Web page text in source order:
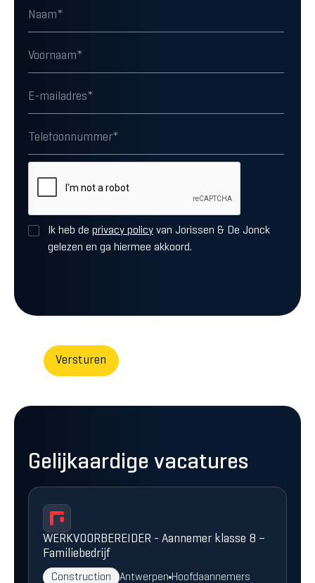
Ik heb de privacy policy van Jorissen & De Jonck
gelezen en ga hiermee akkoord.
Gelijkaardige vacatures
WERKVOORBEREIDER - Aannemer klasse 8 –
Familiebedrijf
Construction Antwerpen Hoofdaannemers